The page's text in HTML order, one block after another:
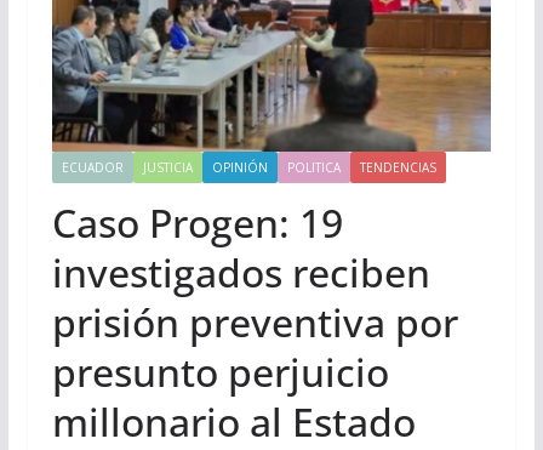
ECUADOR JUSTICIA OPINIÓN POLITICA TENDENCIAS
Caso Progen: 19
investigados reciben
prisión preventiva por
presunto perjuicio
millonario al Estado